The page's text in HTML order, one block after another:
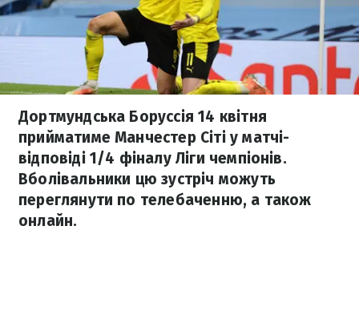
Дортмундська Боруссія 14 квітня
прийматиме Манчестер Сіті у матчі-
відповіді 1/4 фіналу Ліги чемпіонів.
Вболівальники цю зустріч можуть
переглянути по телебаченню, а також
онлайн.